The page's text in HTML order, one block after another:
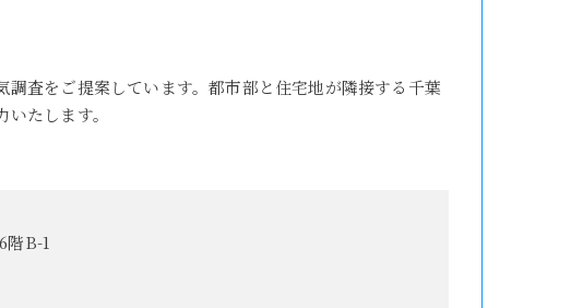
査をご提案しています。都市部と住宅地が隣接する千葉
たします。
階B-1